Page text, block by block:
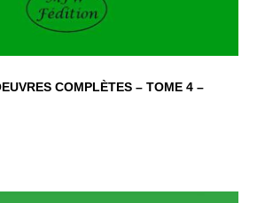
COMPLÈTES – TOME 4 –